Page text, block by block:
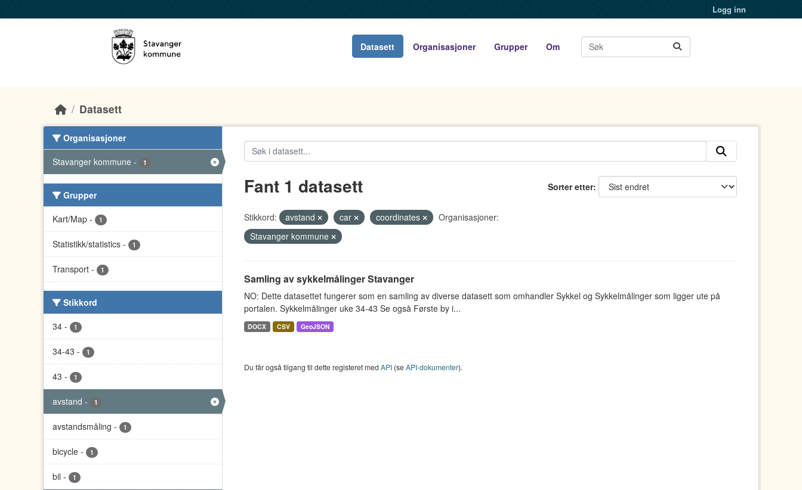
Logg inn
Datasett Organisasjoner Grupper Om
Datasett
Organisasjoner
Stavanger kommune - 1
Grupper
Kart/Map - 1
Statistikk/statistics - 1
Transport - 1
Stikkord
34 - 1
34-43 - 1
43 - 1
avstand - 1
avstandsmåling - 1
bicycle - 1
bil - 1
Sorter etter
Fant 1 datasett
Stikkord: avstand car coordinates
Organisasjoner:
Stavanger kommune
Samling av sykkelmålinger Stavanger
NO: Dette datasettet fungerer som en samling av diverse datasett som omhandler Sykkel og Sykkelmålinger som ligger ute på
portalen. Sykkelmålinger uke 34-43 Se også Første by i...
DOCX CSV GeoJSON
Du får også tilgang til dette registeret med API(seAPI-dokumenter).